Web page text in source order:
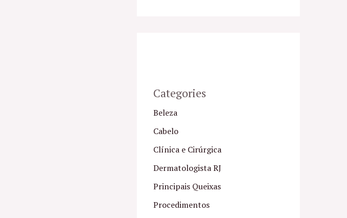
Categories
Beleza
Cabelo
Clínica e Cirúrgica
Dermatologista RJ
Principais Queixas
Procedimentos